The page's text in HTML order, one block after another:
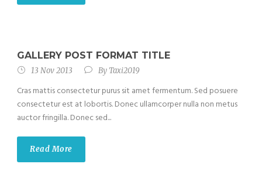
GALLERY POST FORMAT TITLE
13 Nov 2013 By Taxi2019
Cras mattis consectetur purus sit amet fermentum. Sed posuere
consectetur est at lobortis. Donec ullamcorper nulla non metus
auctor fringilla. Donec sed...
Read More